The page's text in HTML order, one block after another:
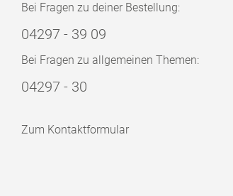
Bei Fragen zu deiner Bestellung:
04297 - 39 09
Bei Fragen zu allgemeinen Themen:
04297 - 30
Zum Kontaktformular